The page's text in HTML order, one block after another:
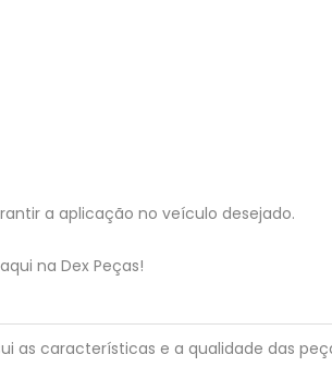
a aplicação no veículo desejado.
na Dex Peças!
as características e a qualidade das